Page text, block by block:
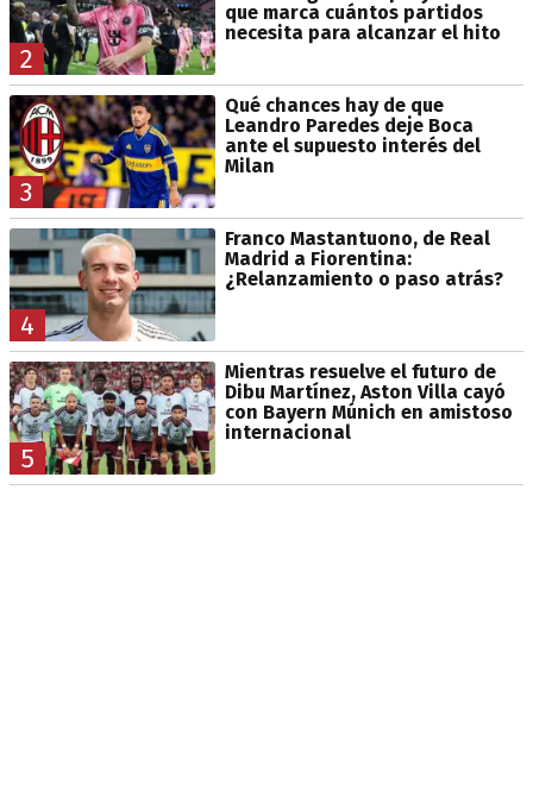
2
que marca cuántos partidos
necesita para alcanzar el hito
3
Qué chances hay de que
Leandro Paredes deje Boca
ante el supuesto interés del
Milan
4
Franco Mastantuono, de Real
Madrid a Fiorentina:
¿Relanzamiento o paso atrás?
5
Mientras resuelve el futuro de
Dibu Martínez, Aston Villa cayó
con Bayern Múnich en amistoso
internacional